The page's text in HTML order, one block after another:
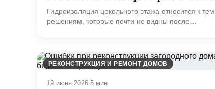
Гидроизоляция цокольного этажа относится к тем
решениям, которые почти не видны после
РЕКОНСТРУКЦИЯ И РЕМОНТ ДОМОВ
19 июня 2026·5 мин